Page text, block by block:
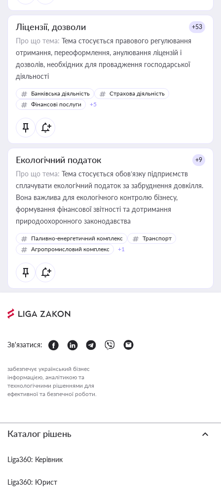
Ліцензії, дозволи +53
Про що тема: Тема стосується правового регулювання
отримання, переоформлення, анулювання ліцензій і
дозволів, необхідних для провадження господарської
діяльності
Банківська діяльність
Страхова діяльність
Фінансові послуги
+5
Екологічний податок +9
Про що тема: Тема стосується обов’язку підприємств
сплачувати екологічний податок за забруднення довкілля.
Вона важлива для екологічного контролю бізнесу,
формування фінансової звітності та дотримання
природоохоронного законодавства
Паливно-енергетичний комплекс
Транспорт
Агропромисловий комплекс
+1
Зв'язатися:
забезпечує український бізнес
інформацією, аналітикою та
технологічними рішеннями для
ефективної та безпечної роботи.
Каталог рішень
Liga360: Керівник
Liga360: Юрист